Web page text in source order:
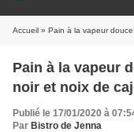
Accueil » Pain à la vapeur
Pain à la vapeur
noir et noix de
Publié le 17/01/2020 à
Par Bistro de Jenna